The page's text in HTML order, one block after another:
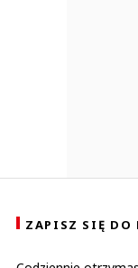
ZAPISZ SIĘ DO